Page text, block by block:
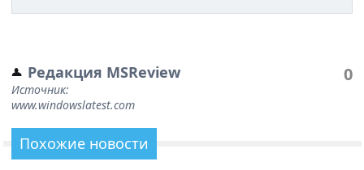
Редакция MSReview
Источник:
www.windowslatest.com
0
Похожие новости